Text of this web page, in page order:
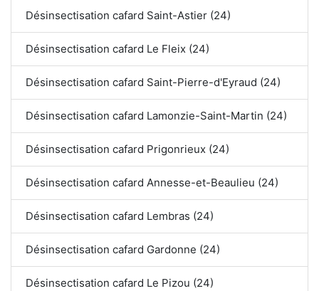
Désinsectisation cafard Saint-Astier (24)
Désinsectisation cafard Le Fleix (24)
Désinsectisation cafard Saint-Pierre-d'Eyraud (24)
Désinsectisation cafard Lamonzie-Saint-Martin (24)
Désinsectisation cafard Prigonrieux (24)
Désinsectisation cafard Annesse-et-Beaulieu (24)
Désinsectisation cafard Lembras (24)
Désinsectisation cafard Gardonne (24)
Désinsectisation cafard Le Pizou (24)